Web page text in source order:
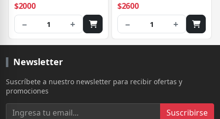
$2000
− 1 +
$2600
− 1 +
Newsletter
Suscríbete a nuestro newsletter para recibir ofertas y
promociones
Suscribirse